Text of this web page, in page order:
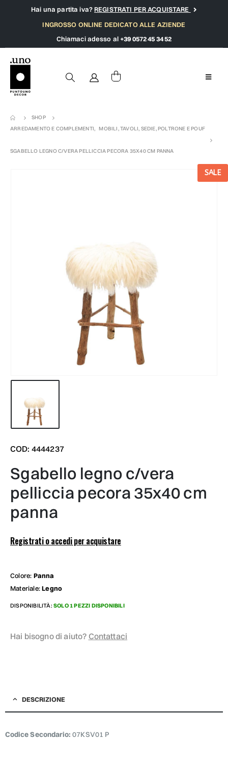
Hai una partita iva?REGISTRATI PER ACQUISTARE
INGROSSO ONLINE DEDICATO ALLE AZIENDE
Chiamaci adesso al +39 0572 45 34 52
SHOP
ARREDAMENTO E COMPLEMENTI, MOBILI, TAVOLI, SEDIE, POLTRONE E POUF
SGABELLO LEGNO C/VERA PELLICCIA PECORA 35X40 CM PANNA
SALE
COD: 4444237
sgabello legno c/vera
pelliccia pecora 35x40 cm
panna
Registrati o accedi per acquistare
Colore: Panna
Materiale:Legno
DISPONIBILITÀ: SOLO 1 PEZZI DISPONIBILI
Hai bisogno di aiuto? Contattaci
DESCRIZIONE
Codice Secondario: 07KSV01 P